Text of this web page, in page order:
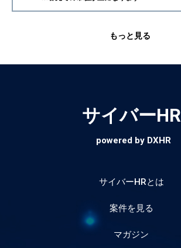
もっと見る
サイバーHR
powered by DXHR
サイバーHRとは
案件を見る
マガジン